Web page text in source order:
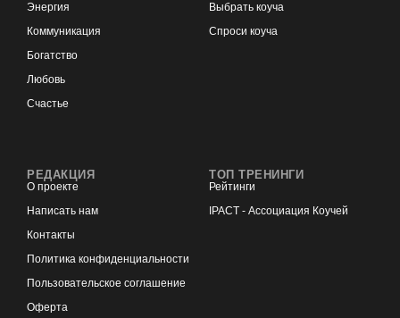
Энергия
Коммуникация
Богатство
Любовь
Счастье
Выбрать коуча
Спроси коуча
РЕДАКЦИЯ
О проекте
Написать нам
Контакты
Политика конфиденциальности
Пользовательское соглашение
Оферта
ТОП ТРЕНИНГИ
Рейтинги
IPACT - Ассоциация Коучей